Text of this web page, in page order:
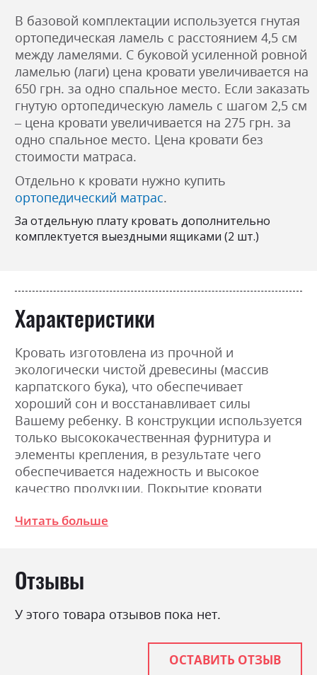
В базовой комплектации используется гнутая
ортопедическая ламель с расстоянием 4,5 см
между ламелями. С буковой усиленной ровной
ламелью (лаги) цена кровати увеличивается на
650 грн. за одно спальное место. Если заказать
гнутую ортопедическую ламель с шагом 2,5 см
– цена кровати увеличивается на 275 грн. за
одно спальное место. Цена кровати без
стоимости матраса.
Отдельно к кровати нужно купить
ортопедический матрас.
За отдельную плату кровать дополнительно
комплектуется выездными ящиками (2 шт.)
Характеристики
Кровать изготовлена ​​из прочной и
экологически чистой древесины (массив
карпатского бука), что обеспечивает
хороший сон и восстанавливает силы
Вашему ребенку. В конструкции используется
только высококачественная фурнитура и
элементы крепления, в результате чего
обеспечивается надежность и высокое
качество продукции. Покрытие кровати
производства Испании Barpimo. Кровать
и постельного белья. Вашему малышу будет
радостно, уютно и безопасно.
Дрімка білий, Дрімка венге,
Читать больше
Отзывы
У этого товара отзывов пока нет.
ОСТАВИТЬ ОТЗЫВ